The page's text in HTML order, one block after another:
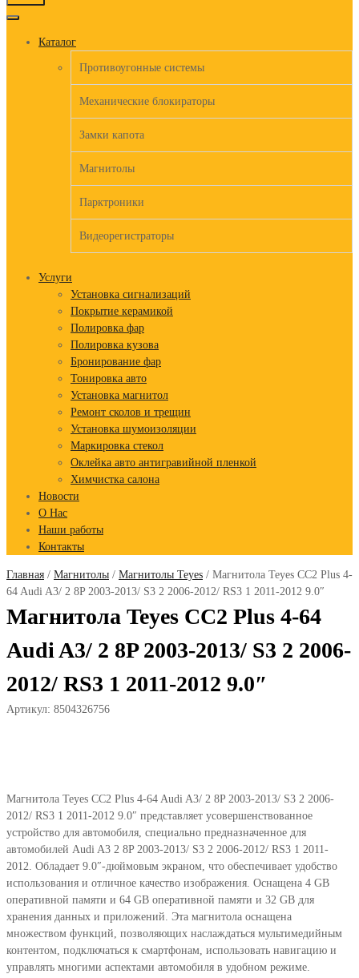
to
Каталог
Противоугонные системы
Механические блокираторы
Замки капота
Магнитолы
Парктроники
Видеорегистраторы
Услуги
Установка сигнализаций
Покрытие керамикой
Полировка фар
Полировка кузова
Бронирование фар
Тонировка авто
Установка магнитол
Ремонт сколов и трещин
Установка шумоизоляции
Маркировка стекол
Оклейка авто антигравийной пленкой
Химчистка салона
Новости
О Нас
Наши работы
Контакты
Главная / Магнитолы / Магнитолы Teyes / Магнитола Teyes CC2 Plus 4-
64 Audi A3/ 2 8P 2003-2013/ S3 2 2006-2012/ RS3 1 2011-2012 9.0″
Магнитола Teyes CC2 Plus 4-64
Audi A3/ 2 8P 2003-2013/ S3 2 2006-
2012/ RS3 1 2011-2012 9.0″
Артикул: 8504326756
Магнитола Teyes CC2 Plus 4-64 Audi A3/ 2 8P 2003-2013/ S3 2 2006-
2012/ RS3 1 2011-2012 9.0″ представляет усовершенствованное
устройство для автомобиля, специально предназначенное для
автомобилей Audi A3 2 8P 2003-2013/ S3 2 2006-2012/ RS3 1 2011-
2012. Обладает 9.0″-дюймовым экраном, что обеспечивает удобство
использования и отличное качество изображения. Оснащена 4 GB
оперативной памяти и 64 GB оперативной памяти и 32 GB для
хранения данных и приложений. Эта магнитола оснащена
множеством функций, позволяющих наслаждаться мультимедийным
контентом, подключаться к смартфонам, использовать навигацию и
управлять многими аспектами автомобиля в удобном режиме.